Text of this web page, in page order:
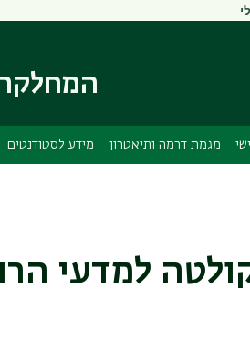
מגמת דרמה ותיאטרון מידע לסטודנטים
למדעי